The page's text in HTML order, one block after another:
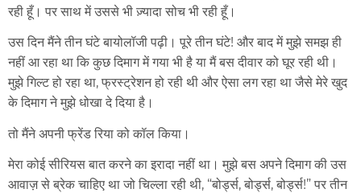
रही हूँ। पर साथ में उससे भी ज़्यादा सोच भी रही हूँ।
उस दिन मैंने तीन घंटे बायोलॉजी पढ़ी। पूरे तीन घंटे! और बाद में मुझे समझ ही
नहीं आ रहा था कि कुछ दिमाग में गया भी है या मैं बस दीवार को घूर रही थी।
मुझे गिल्ट हो रहा था, फ्रस्ट्रेशन हो रही थी और ऐसा लग रहा था जैसे मेरे खुद
के दिमाग ने मुझे धोखा दे दिया है।
तो मैंने अपनी फ्रेंड रिया को कॉल किया।
मेरा कोई सीरियस बात करने का इरादा नहीं था। मुझे बस अपने दिमाग की उस
आवाज़ से ब्रेक चाहिए था जो चिल्ला रही थी, “बोर्ड्स, बोर्ड्स, बोर्ड्स!” पर तीन